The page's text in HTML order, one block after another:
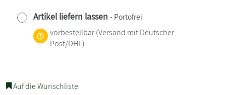
Artikel liefern lassen - Portofrei
vorbestellbar(Versand mit Deutscher
Post/DHL)
Auf die Wunschliste